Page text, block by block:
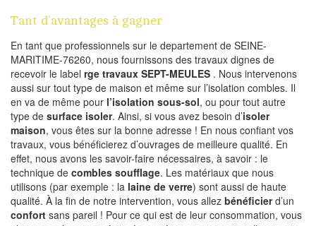
Tant d’avantages à gagner
En tant que professionnels sur le departement de SEINE-
MARITIME-76260, nous fournissons des travaux dignes de
recevoir le label rge travaux SEPT-MEULES . Nous intervenons
aussi sur tout type de maison et même sur l’isolation combles. Il
en va de même pour l’isolation sous-sol, ou pour tout autre
type de surface isoler. Ainsi, si vous avez besoin d’isoler
maison, vous êtes sur la bonne adresse ! En nous confiant vos
travaux, vous bénéficierez d’ouvrages de meilleure qualité. En
effet, nous avons les savoir-faire nécessaires, à savoir : le
technique de combles soufflage. Les matériaux que nous
utilisons (par exemple : la laine de verre) sont aussi de haute
qualité. À la fin de notre intervention, vous allez bénéficierd’un
confort sans pareil ! Pour ce qui est de leur consommation, vous